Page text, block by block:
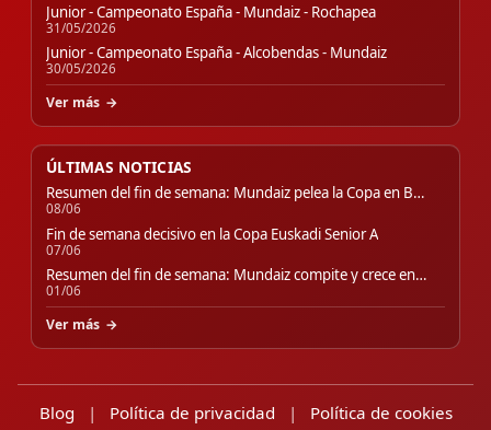
Junior - Campeonato España - Mundaiz - Rochapea
31/05/2026
Junior - Campeonato España - Alcobendas - Mundaiz
30/05/2026
Ver más
ÚLTIMAS NOTICIAS
Resumen del fin de semana: Mundaiz pelea la Copa en B…
08/06
Fin de semana decisivo en la Copa Euskadi Senior A
07/06
Resumen del fin de semana: Mundaiz compite y crece en…
01/06
Ver más
Blog | Política de privacidad |
Política de cookies